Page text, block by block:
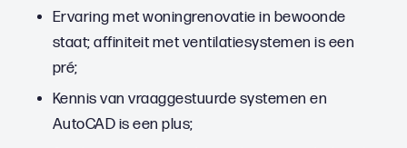
Ervaring met woningrenovatie in bewoonde
staat; affiniteit met ventilatiesystemen is een
pré;
Kennis van vraaggestuurde systemen en
AutoCAD is een plus;